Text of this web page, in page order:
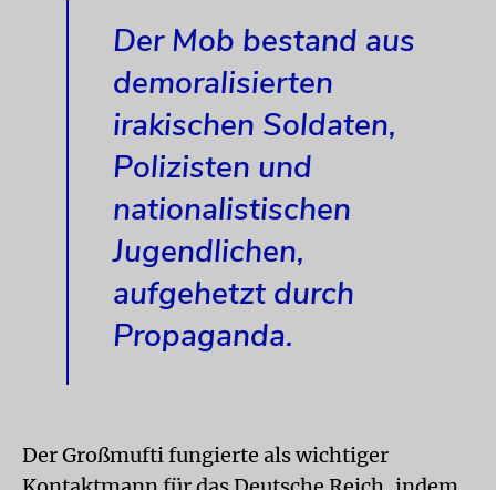
Der Mob bestand aus
demoralisierten
irakischen Soldaten,
Polizisten und
nationalistischen
Jugendlichen,
aufgehetzt durch
Propaganda.
Der Großmufti fungierte als wichtiger